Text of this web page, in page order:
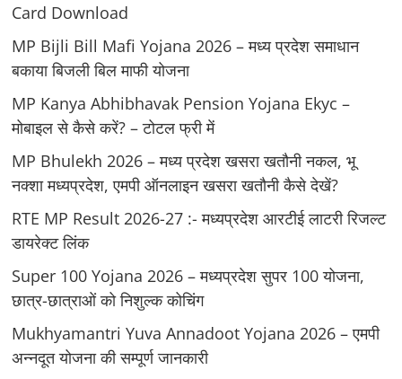
Card Download
MP Bijli Bill Mafi Yojana 2026 – मध्य प्रदेश समाधान
बकाया बिजली बिल माफी योजना
MP Kanya Abhibhavak Pension Yojana Ekyc –
मोबाइल से कैसे करें? – टोटल फ्री में
MP Bhulekh 2026 – मध्य प्रदेश खसरा खतौनी नकल, भू
नक्शा मध्यप्रदेश, एमपी ऑनलाइन खसरा खतौनी कैसे देखें?
RTE MP Result 2026-27 :- मध्‍यप्रदेश आरटीई लाटरी रिजल्ट
डायरेक्ट लिंक
Super 100 Yojana 2026 – मध्यप्रदेश सुपर 100 योजना,
छात्र-छात्राओं को निशुल्क कोचिंग
Mukhyamantri Yuva Annadoot Yojana 2026 – एमपी
अन्नदूत योजना की सम्पूर्ण जानकारी